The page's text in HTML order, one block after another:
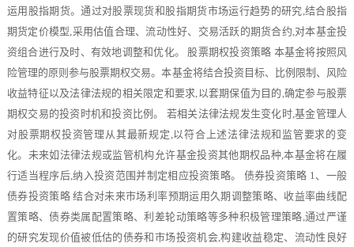
运用股指期货。通过对股票现货和股指期货市场运行趋势的研究,结合股指
期货定价模型,采用估值合理、流动性好、交易活跃的期货合约,对本基金投
资组合进行及时、有效地调整和优化。 股票期权投资策略 本基金将按照风
险管理的原则参与股票期权交易。本基金将结合投资目标、比例限制、风险
收益特征以及法律法规的相关限定和要求,以套期保值为目的,确定参与股票
期权交易的投资时机和投资比例。 若相关法律法规发生变化时,基金管理人
对股票期权投资管理从其最新规定,以符合上述法律法规和监管要求的变
化。未来如法律法规或监管机构允许基金投资其他期权品种,本基金将在履
行适当程序后,纳入投资范围并制定相应投资策略。 债券投资策略 1、一般
债券投资策略 结合对未来市场利率预期运用久期调整策略、收益率曲线配
置策略、债券类属配置策略、利差轮动策略等多种积极管理策略,通过严谨
的研究发现价值被低估的债券和市场投资机会,构建收益稳定、流动性良好